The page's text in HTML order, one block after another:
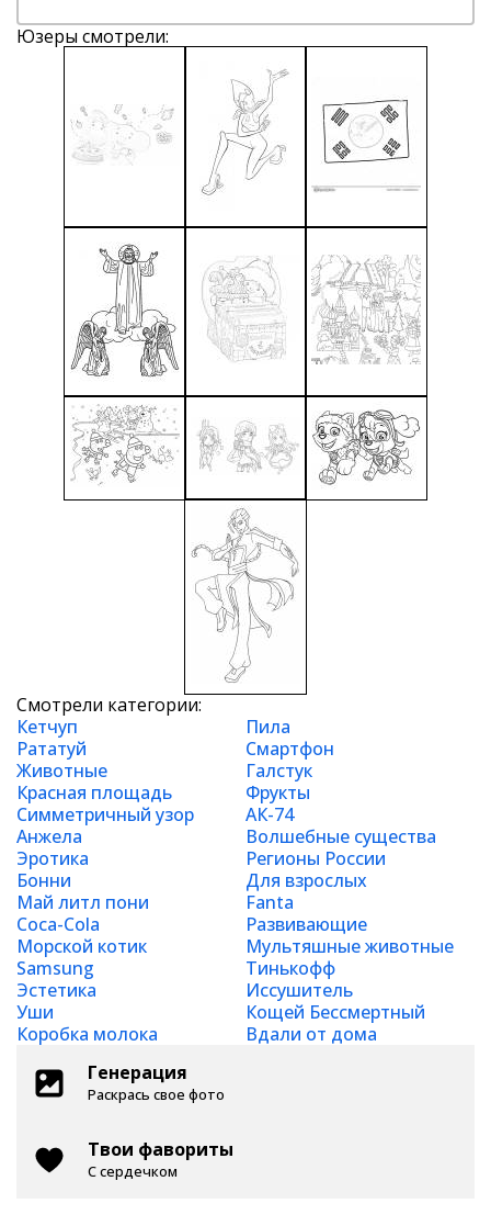
Юзеры смотрели:
Смотрели категории:
Кетчуп
Пила
Рататуй
Смартфон
Животные
Галстук
Красная площадь
Фрукты
Симметричный узор
АК-74
Анжела
Волшебные существа
Эротика
Регионы России
Бонни
Для взрослых
Май литл пони
Fanta
Coca-Cola
Развивающие
Морской котик
Мультяшные животные
Samsung
Тинькофф
Эстетика
Иссушитель
Уши
Кощей Бессмертный
Коробка молока
Вдали от дома
Генерация
Раскрась свое фото
Твои фавориты
С сердечком